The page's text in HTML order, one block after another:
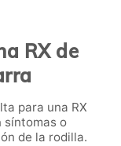
RX de
para una RX
síntomas o
de la rodilla.